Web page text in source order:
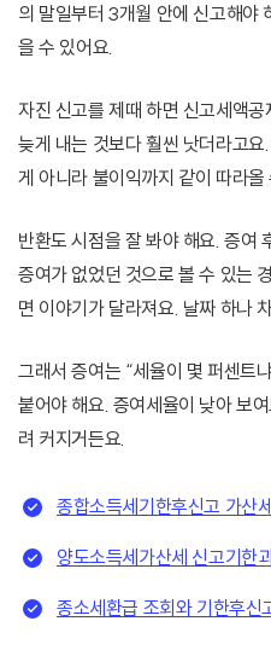
의 말일부터 3개월 안에 신고해야
을 수 있어요.
자진 신고를 제때 하면 신고세액
늦게 내는 것보다 훨씬 낫더라고
게 아니라 불이익까지 같이 따라올
반환도 시점을 잘 봐야 해요. 증여
증여가 없었던 것으로 볼 수 있는
면 이야기가 달라져요. 날짜 하나
그래서 증여는 “세율이 몇 퍼센트
붙어야 해요. 증여세율이 낮아 보
려 커지거든요.
종합소득세기한후신고 가산
양도소득세가산세 신고기한
종소세환급 조회와 기한후신